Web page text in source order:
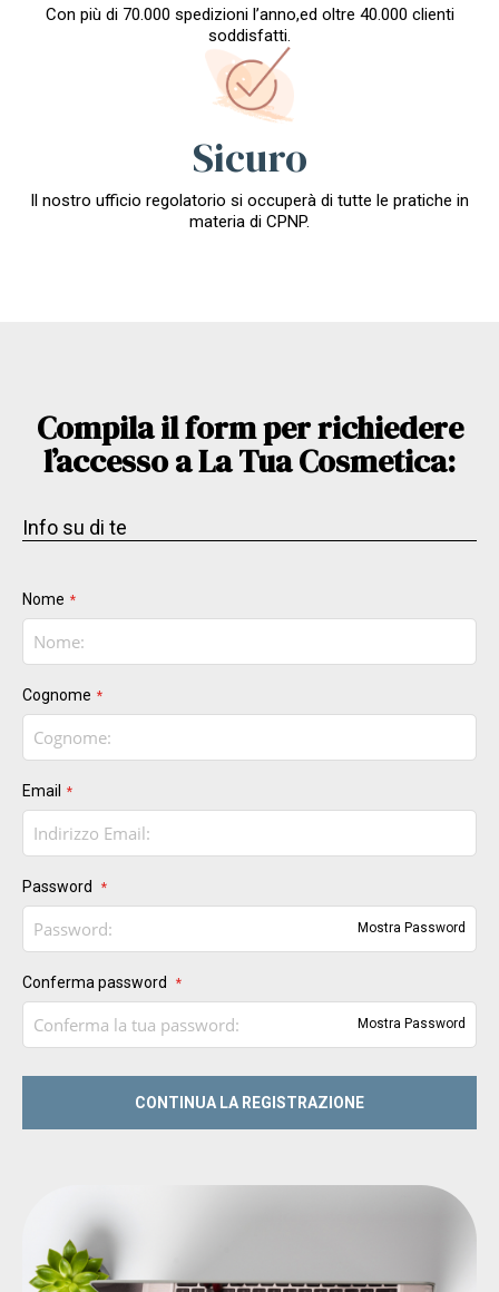
Con più di 70.000 spedizioni l’anno,ed oltre 40.000 clienti
soddisfatti.
Sicuro
Il nostro ufficio regolatorio si occuperà di tutte le pratiche in
materia di CPNP.
Compila il form per richiedere
l’accesso a La Tua Cosmetica:
Info su di te
Nome
Cognome
Email
Password
Mostra Password
Conferma password
Mostra Password
CONTINUA LA REGISTRAZIONE